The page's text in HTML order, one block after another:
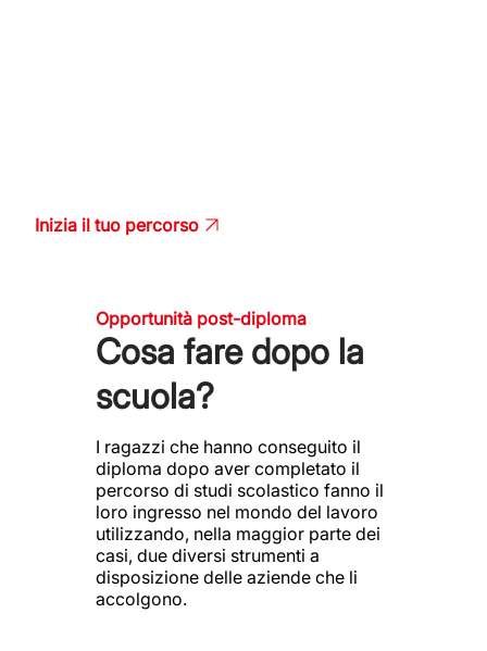
Inizia il tuo percorso
Opportunità post-diploma
Cosa fare dopo la
scuola?
I ragazzi che hanno conseguito il
diploma dopo aver completato il
percorso di studi scolastico fanno il
loro ingresso nel mondo del lavoro
utilizzando, nella maggior parte dei
casi, due diversi strumenti a
disposizione delle aziende che li
accolgono.